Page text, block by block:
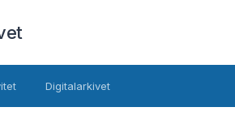
Digitalarkivet